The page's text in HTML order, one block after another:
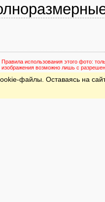
Правила использования этого фото:
изображения возможно лишь с
файлы. Оставаясь на